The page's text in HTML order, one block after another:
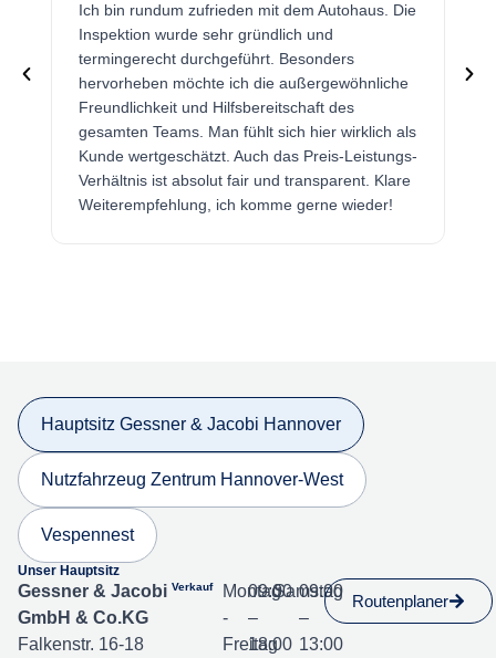
Ich bin rundum zufrieden mit dem Autohaus. Die
Inspektion wurde sehr gründlich und
termingerecht durchgeführt. Besonders
hervorheben möchte ich die außergewöhnliche
Freundlichkeit und Hilfsbereitschaft des
gesamten Teams. Man fühlt sich hier wirklich als
Kunde wertgeschätzt. Auch das Preis-Leistungs-
Verhältnis ist absolut fair und transparent. Klare
Weiterempfehlung, ich komme gerne wieder!
Hauptsitz Gessner & Jacobi Hannover
Nutzfahrzeug Zentrum Hannover-West
Vespennest
Unser Hauptsitz
Gessner & Jacobi
GmbH & Co.KG
Falkenstr. 16-18
Verkauf
Montag
-
Freitag
09:00
–
18:00
Samstag
09:00
–
13:00
Routenplaner